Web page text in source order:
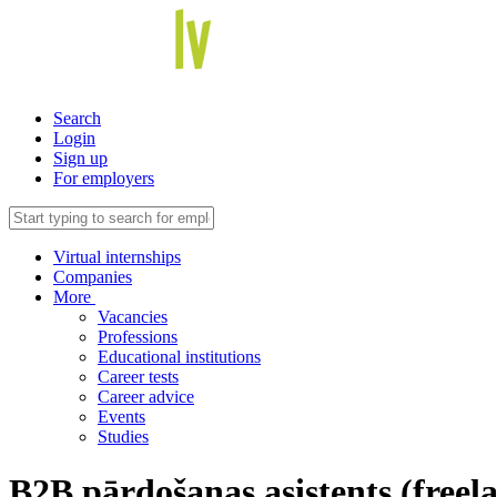
Search
Login
Sign up
For employers
Virtual internships
Companies
More
Vacancies
Professions
Educational institutions
Career tests
Career advice
Events
Studies